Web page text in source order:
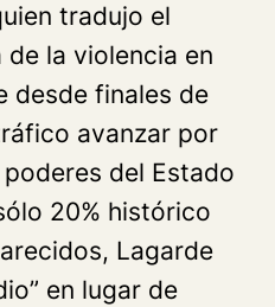
tradujo el
la violencia en
desde finales de
avanzar por
del Estado
20% histórico
Lagarde
en lugar de